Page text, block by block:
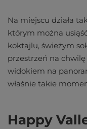
Na miejscu działa
którym można
koktajlu, świeżym
przestrzeń na
widokiem na
właśnie takie
Happy